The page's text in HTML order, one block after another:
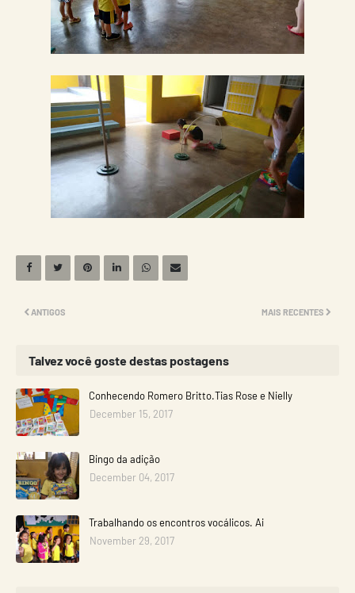
MAIS RECENTES
ANTIGOS
Talvez você goste destas postagens
Conhecendo Romero Britto.Tias Rose e Nielly
December 15, 2017
Bingo da adição
December 04, 2017
Trabalhando os encontros vocálicos. Ai
November 29, 2017